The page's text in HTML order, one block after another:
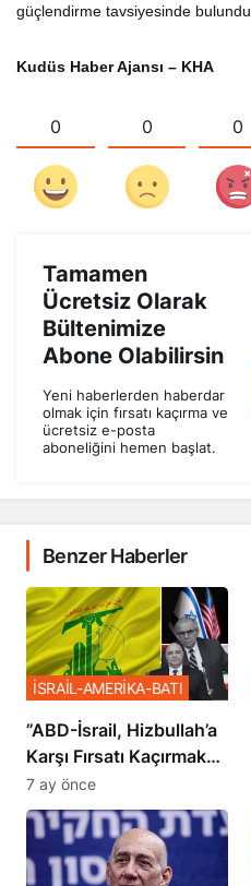
güçlendirme tavsiyesinde bulundu.
Kudüs Haber Ajansı – KHA
0 0 0
Tamamen
Ücretsiz Olarak
Bültenimize
Abone Olabilirsin
Yeni haberlerden haberdar
olmak için fırsatı kaçırma ve
ücretsiz e-posta
aboneliğini hemen başlat.
Benzer Haberler
​​​​​​​”ABD-İsrail, Hizbullah’a
Karşı Fırsatı Kaçırmak
İstemiyor”
İSRAİL-AMERİKA-BATI
7 ay önce